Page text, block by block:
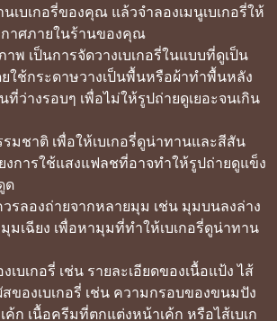
เบเกอรี่ของคุณ แล้วจำลองเมนูเบเกอรี่ให้
กาศภายในร้านของคุณ
พ เป็นการจัดวางเบเกอรี่ในแบบที่ดูเป็น
ใช้กระดาษวางเป็นพื้นหรือผ้าทำพื้นหลัง
ว่างรอบๆ เพื่อไม่ให้รูปถ่ายดูเยอะจนเกิน
มชาติ เพื่อให้เบเกอรี่ดูน่าทานและสีสัน
งการใช้แสงแฟลชที่อาจทำให้รูปถ่ายดูแข็ง
ด
รลองถ่ายจากหลายมุม เช่น มุมบนลงล่าง
มเฉียง เพื่อหามุมที่ทำให้เบเกอรี่ดูน่าทาน
เบเกอรี่ เช่น รายละเอียดของเนื้อแป้ง ไส้
ของเบเกอรี่ เช่น ความกรอบของขนมปัง
ก เนื้อครีมที่ตกแต่งหน้าเค้ก หรือไส้เบเก